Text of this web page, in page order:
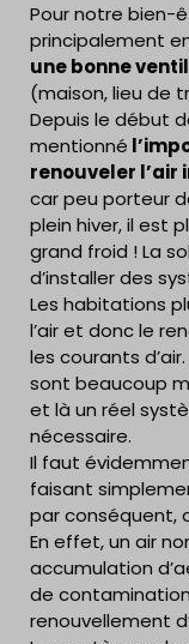
Pour notre bien-
principalement
une bonne
(maison, lieu de
Depuis le début
mentionné
renouveler l’air
car peu porteur
plein hiver, il est
grand froid ! La
d’installer des
Les habitations
l’air et donc le
les courants
sont beaucoup
et là un réel
nécessaire.
Il faut
faisant
par conséquent,
En effet, un air
accumulation
de
renouvellement